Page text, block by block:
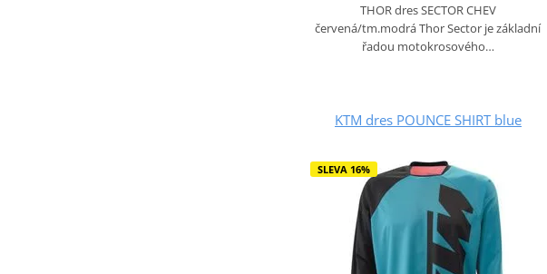
THOR dres SECTOR CHEV
červená/tm.modrá Thor Sector je základní
řadou motokrosového…
KTM dres POUNCE SHIRT blue
SLEVA 16%